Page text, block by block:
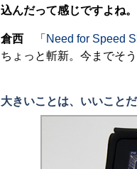
込んだって感じですよね。
倉西 「 Need for Speed
ちょっと斬新。今までそ
大きいことは、いいことだ